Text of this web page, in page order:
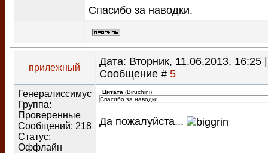
Спасибо за наводки.
прилежный
Дата: Вторник, 11.06.2013, 16:25 |
Сообщение # 5
Генералиссимус
Группа:
Проверенные
Сообщений: 218
Статус:
Оффлайн
Цитата (Biruchini)
Спасибо за наводки.
Да пожалуйста...